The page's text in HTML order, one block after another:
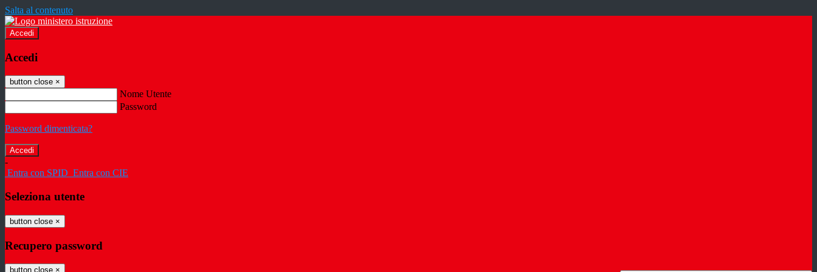
Salta al contenuto
Accedi
Accedi
button close ×
Nome Utente
Password
Password dimenticata?
-
Entra con SPID Entra con CIE
Seleziona utente
button close ×
Recupero password
button close ×